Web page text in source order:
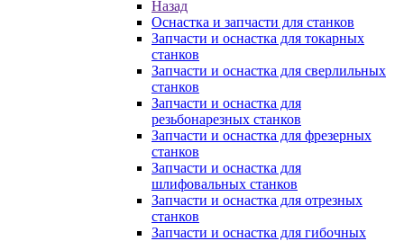
Назад
Оснастка и запчасти для станков
Запчасти и оснастка для токарных
станков
Запчасти и оснастка для сверлильных
станков
Запчасти и оснастка для
резьбонарезных станков
Запчасти и оснастка для фрезерных
станков
Запчасти и оснастка для
шлифовальных станков
Запчасти и оснастка для отрезных
станков
Запчасти и оснастка для гибочных